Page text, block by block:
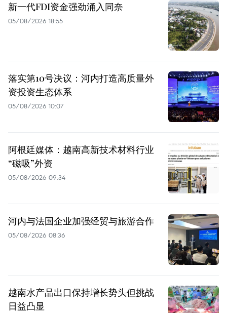
新一代FDI资金强劲涌入同奈
05/08/2026 18:55
落实第10号决议：河内打造高质量外
资投资生态体系
05/08/2026 10:07
阿根廷媒体：越南高新技术材料行业
“磁吸”外资
05/08/2026 09:34
河内与法国企业加强经贸与旅游合作
05/08/2026 08:36
越南水产品出口保持增长势头但挑战
日益凸显